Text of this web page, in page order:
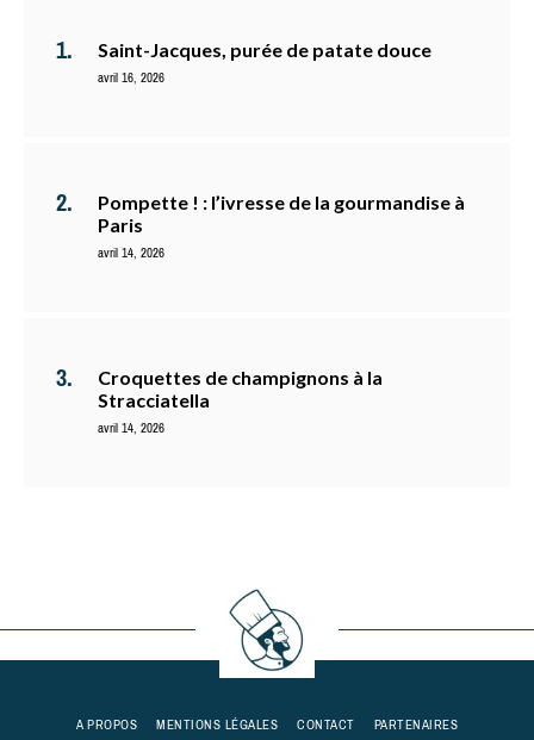
Saint-Jacques, purée de patate douce
avril 16, 2026
Pompette ! : l’ivresse de la gourmandise à
Paris
avril 14, 2026
Croquettes de champignons à la
Stracciatella
avril 14, 2026
A PROPOS MENTIONS LÉGALES CONTACT PARTENAIRES